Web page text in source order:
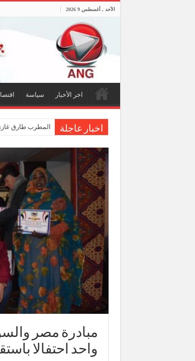
الأحد , أغسطس 9 2026
اخر الأخبار سياسة
اخبار عاجلة المطرب طارق
مبادرة مصر
واحد احتفالا